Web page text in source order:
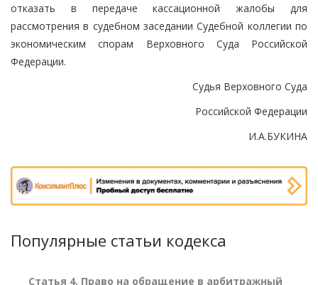
отказать в передаче кассационной жалобы для
рассмотрения в судебном заседании Судебной коллегии по
экономическим спорам Верховного Суда Российской
Федерации.
Судья Верховного Суда
Российской Федерации
И.А.БУКИНА
Популярные статьи кодекса
Статья 4. Право на обращение в арбитражный